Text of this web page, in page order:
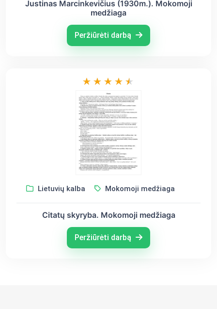
Justinas Marcinkevičius (1930m.). Mokomoji
medžiaga
Peržiūrėti darbą
Lietuvių kalba Mokomoji medžiaga
Citatų skyryba. Mokomoji medžiaga
Peržiūrėti darbą